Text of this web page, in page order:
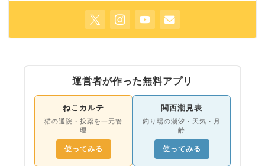
運営者が作った無料アプリ
ねこカルテ
猫の通院・投薬を一元管
理
使ってみる
関西潮見表
釣り場の潮汐・天気・月
齢
使ってみる